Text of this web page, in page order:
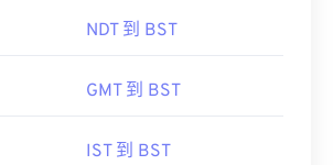
NDT 到 BST
GMT 到 BST
IST 到 BST